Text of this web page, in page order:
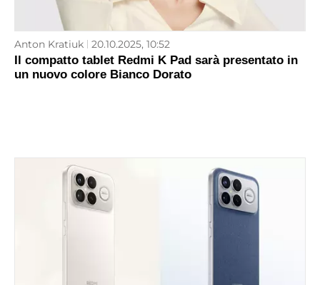
Anton Kratiuk 20.10.2025, 10:52
Il compatto tablet Redmi K Pad sarà presentato in
un nuovo colore Bianco Dorato